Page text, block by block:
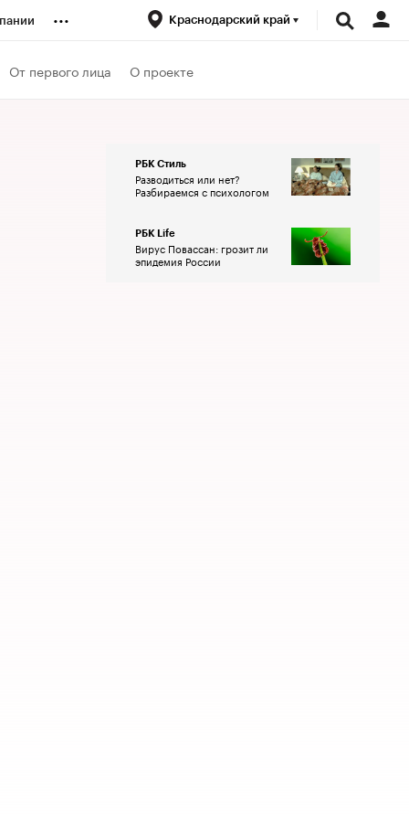
... Краснодарский край
От первого лица О проекте
РБК Стиль
Разводиться или нет?
Разбираемся с психологом
РБК Life
Вирус Повассан: грозит ли
эпидемия России